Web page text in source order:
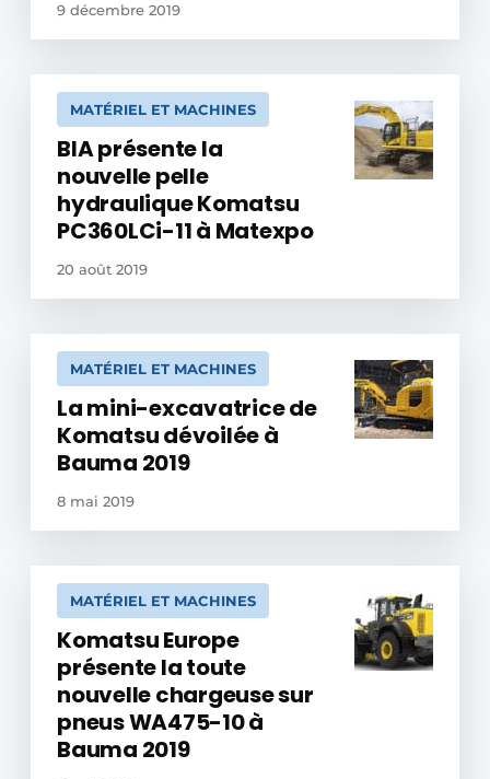
9 décembre 2019
MATÉRIEL ET MACHINES
BIA présente la
nouvelle pelle
hydraulique Komatsu
PC360LCi-11 à Matexpo
20 août 2019
MATÉRIEL ET MACHINES
La mini-excavatrice de
Komatsu dévoilée à
Bauma 2019
8 mai 2019
MATÉRIEL ET MACHINES
Komatsu Europe
présente la toute
nouvelle chargeuse sur
pneus WA475-10 à
Bauma 2019